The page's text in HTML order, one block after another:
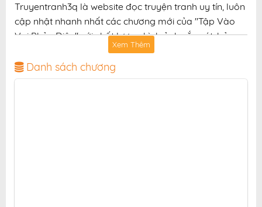
Truyentranh3q là website đọc truyện tranh uy tín, luôn
cập nhật nhanh nhất các chương mới của "Tập Vào
Vai Phản Diện" với chất lượng hình ảnh sắc nét, bản
dịch chuẩn và giao diện thân thiện, mang đến trải
nghiệm đọc truyện hấp dẫn, tiện lợi, hoàn toàn miễn
phí cho độc giả yêu thích truyện tranh online.
Xem Thêm
Danh sách chương